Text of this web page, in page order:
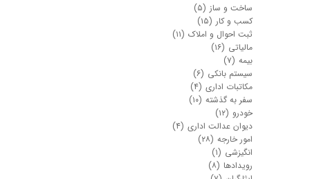
ساخت و ساز (۵)
کسب و کار (۱۵)
ثبت احوال و املاک (۱۱)
مالیاتی (۱۶)
بیمه (۷)
سیستم بانکی (۶)
مکاتبات اداری (۴)
سفر به گذشته (۱۰)
خودرو (۱۲)
دیوان عدالت اداری (۴)
امور خارجه (۲۸)
انگیزشی (۱)
رویدادها (۸)